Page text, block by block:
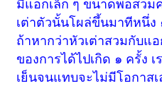
มีแอกเล็ก ๆ ขนาดพอสวม
เต่าตัวนั้นโผล่ขึ้นมาทีหนึ่
ถ้าหากว่าหัวเต่าสวมกับแ
ของการได้ไปเกิด ๑ ครั้ง
เย็นจนแทบจะไม่มีโอกาสเ